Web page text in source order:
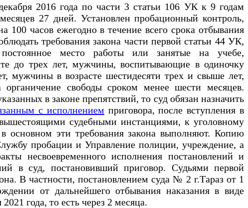
2016 года по части 3 статьи 106 УК к 9 годам
27 дней. Установлен пробационный контроль,
часов ежегодно в течение всего срока отбывания
требования закона части первой статьи 44 УК,
место работы или занятые на учебе,
до трех лет, мужчины, воспитывающие в одиночку
мужчины в возрасте шестидесяти трех и свыше лет,
свободы сроком менее шести месяцев.
в законе препятствий, то суд обязан назначить
с исполнением приговора, после вступления в
судебными инстанциями, к уголовному
основном эти требования закона выполняют. Копию
пробации и Управление полиции, учреждение, а
несвоевременного исполнения постановлений и
в суд, постановивший приговор. Судьями первой
В частности, постановлением суда № 2 г.Тараз от 1
от дальнейшего отбывания наказания в виде
года, то есть через 2 месяца.